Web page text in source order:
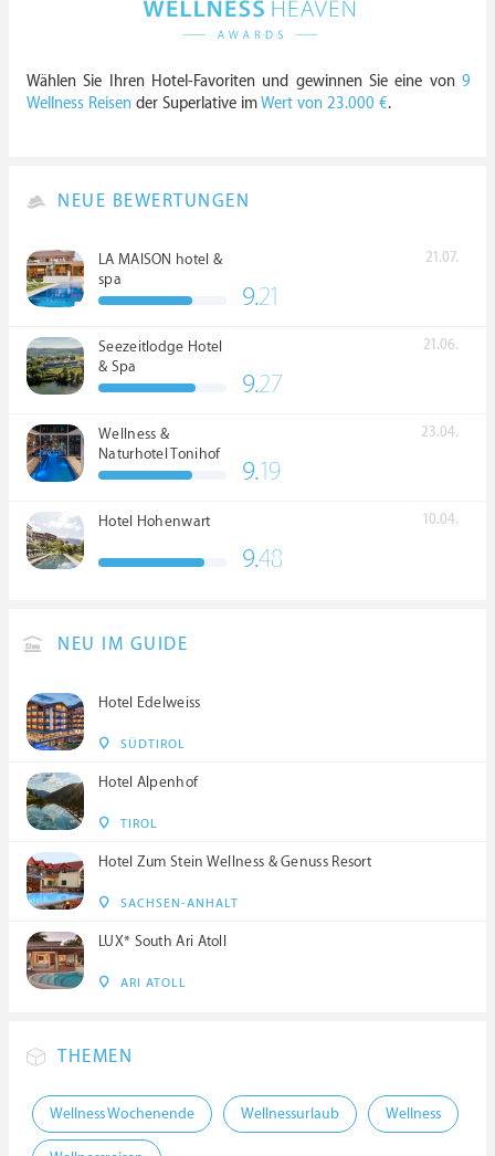
Wählen Sie Ihren Hotel-Favoriten und gewinnen Sie eine von 9
Wellness Reisen der Superlative imWert von 23.000 €.
NEUE BEWERTUNGEN
LA MAISON hotel &
spa
21.07.
9.21
Seezeitlodge Hotel
& Spa
21.06.
9.27
Wellness &
Naturhotel Tonihof
****S
23.04.
9.19
Hotel Hohenwart 10.04.
9.48
NEU IM GUIDE
Hotel Edelweiss
SÜDTIROL
Hotel Alpenhof
TIROL
Hotel Zum Stein Wellness & Genuss Resort
SACHSEN-ANHALT
LUX* South Ari Atoll
ARI ATOLL
THEMEN
Wellness Wochenende Wellnessurlaub Wellness